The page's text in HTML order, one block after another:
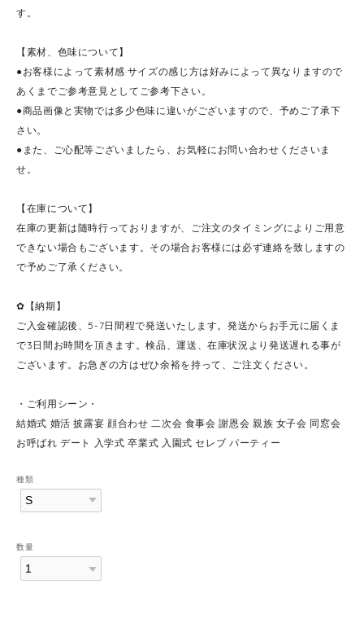
す。
【素材、色味について】
●お客様によって素材感·サイズの感じ方は好みによって異なりますので
あくまでご参考意見としてご参考下さい。
●商品画像と実物では多少色味に違いがございますので、予めご了承下
さい。
●また、ご心配等ございましたら、お気軽にお問い合わせくださいま
せ。
【在庫について】
在庫の更新は随時行っておりますが、ご注文のタイミングによりご用意
できない場合もございます。その場合お客様には必ず連絡を致しますの
で予めご了承ください。
✿【納期】
ご入金確認後、5-7日間程で発送いたします。発送からお手元に届くま
で3日間お時間を頂きます。検品、運送、在庫状況より発送遅れる事が
ございます。お急ぎの方はぜひ余裕を持って、ご注文ください。
・ご利用シーン・
結婚式 婚活 披露宴 顔合わせ 二次会 食事会 謝恩会 親族 女子会 同窓会
お呼ばれ デート 入学式 卒業式 入園式 セレブ パーティー
種類
数量